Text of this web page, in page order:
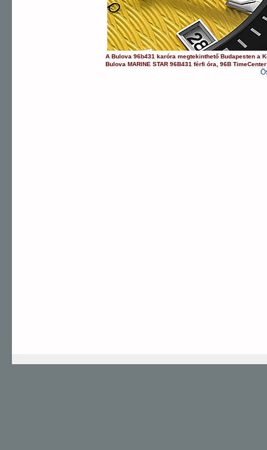
ABulova 96b431 karóra megtekinthető Budapesten a
Bulova MARINE STAR 96B431 férfi óra ,96B